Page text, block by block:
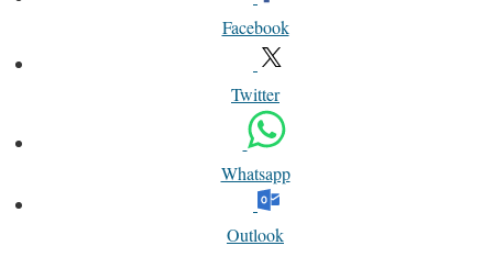
Facebook
Twitter
Whatsapp
Outlook